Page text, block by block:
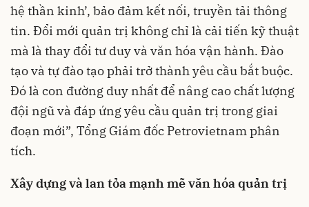
hệ thần kinh’, bảo đảm kết nối, truyền tải thông
tin. Đổi mới quản trị không chỉ là cải tiến kỹ thuật
mà là thay đổi tư duy và văn hóa vận hành. Đào
tạo và tự đào tạo phải trở thành yêu cầu bắt buộc.
Đó là con đường duy nhất để nâng cao chất lượng
đội ngũ và đáp ứng yêu cầu quản trị trong giai
đoạn mới”, Tổng Giám đốc Petrovietnam phân
tích.
Xây dựng và lan tỏa mạnh mẽ văn hóa quản trị